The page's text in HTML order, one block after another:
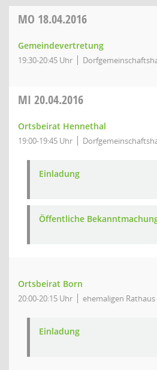
MO 18.04.2016
Gemeindevertretung
19:30-20:45 Uhr
MI 20.04.2016
Ortsbeirat Hennethal
19:00-19:45 Uhr
Einladung
Öffentliche
Ortsbeirat Born
20:00-20:15 Uhr ehemaligen
Einladung